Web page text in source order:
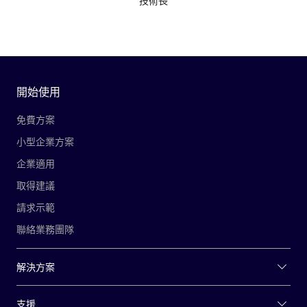
開始使用
免費方案
小型企業方案
企業適用
取得建議
請求示範
聯絡業務團隊
解決方案
支援